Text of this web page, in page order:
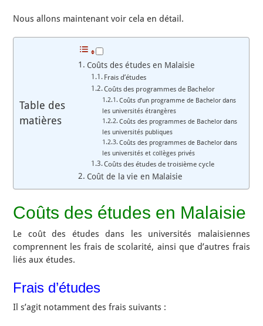
Nous allons maintenant voir cela en détail.
Table des
matières
Coûts des études en Malaisie
Frais d’études
Coûts des programmes de Bachelor
Coûts d’un programme de Bachelor dans
les universités étrangères
Coûts des programmes de Bachelor dans
les universités publiques
Coûts des programmes de Bachelor dans
les universités et collèges privés
Coûts des études de troisième cycle
Coût de la vie en Malaisie
Coûts des études en Malaisie
Le coût des études dans les universités malaisiennes
comprennent les frais de scolarité, ainsi que d’autres frais
liés aux études.
Frais d’études
Il s’agit notamment des frais suivants :